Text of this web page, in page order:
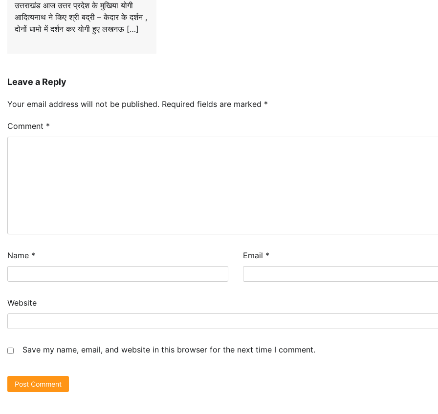
उत्तराखंड आज उत्तर प्रदेश के मुखिया योगी
आदित्यनाथ ने किए श्री बद्री – केदार के दर्शन ,
दोनों धामो में दर्शन कर योगी हुए लखनऊ […]
Leave a Reply
Your email address will not be published. Required fields are marked *
Comment *
Name * Email *
Website
Save my name, email, and website in this browser for the next time I comment.